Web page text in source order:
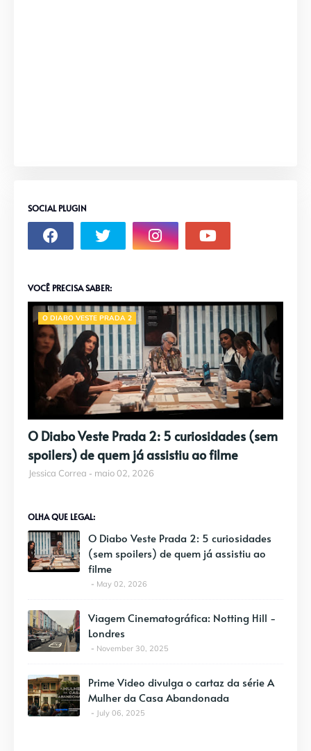
SOCIAL PLUGIN
VOCÊ PRECISA SABER:
O DIABO VESTE PRADA 2
O Diabo Veste Prada 2: 5 curiosidades (sem
spoilers) de quem já assistiu ao filme
Jessica Correa maio 02, 2026
OLHA QUE LEGAL:
O Diabo Veste Prada 2: 5 curiosidades
(sem spoilers) de quem já assistiu ao
filme
May 02, 2026
Viagem Cinematográfica: Notting Hill -
Londres
November 30, 2025
Prime Video divulga o cartaz da série A
Mulher da Casa Abandonada
July 06, 2025